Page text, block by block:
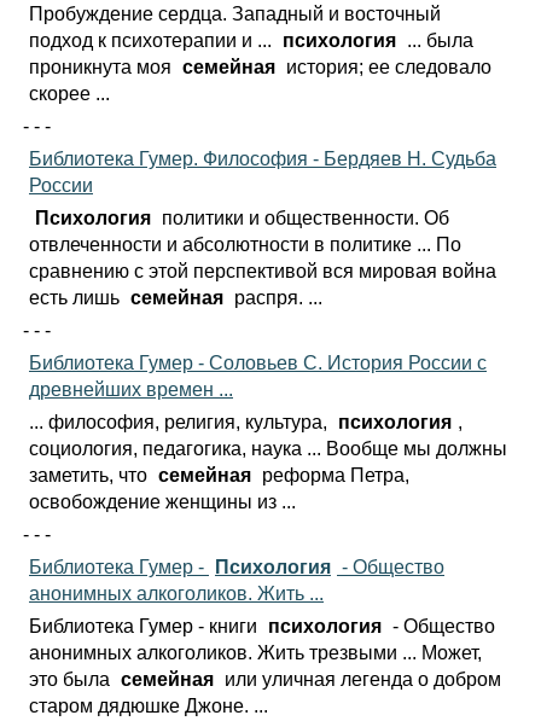
Пробуждение сердца. Западный и восточный
подход к психотерапии и ...
психология ... была
проникнута моя семейная история; ее следовало
скорее ...
- - -
Библиотека Гумер. Философия - Бердяев Н. Судьба
России
Психология политики и общественности. Об
отвлеченности и абсолютности в политике ... По
сравнению с этой перспективой вся мировая война
есть лишь семейная распря. ...
- - -
Библиотека Гумер - Соловьев С. История России с
древнейших времен ...
... философия, религия, культура,
психология ,
социология, педагогика, наука ... Вообще мы должны
заметить, что семейная реформа Петра,
освобождение женщины из ...
- - -
Библиотека Гумер -
Психология - Общество
анонимных алкоголиков. Жить ...
Библиотека Гумер - книги
психология - Общество
анонимных алкоголиков. Жить трезвыми ... Может,
это была семейная или уличная легенда о добром
старом дядюшке Джоне. ...